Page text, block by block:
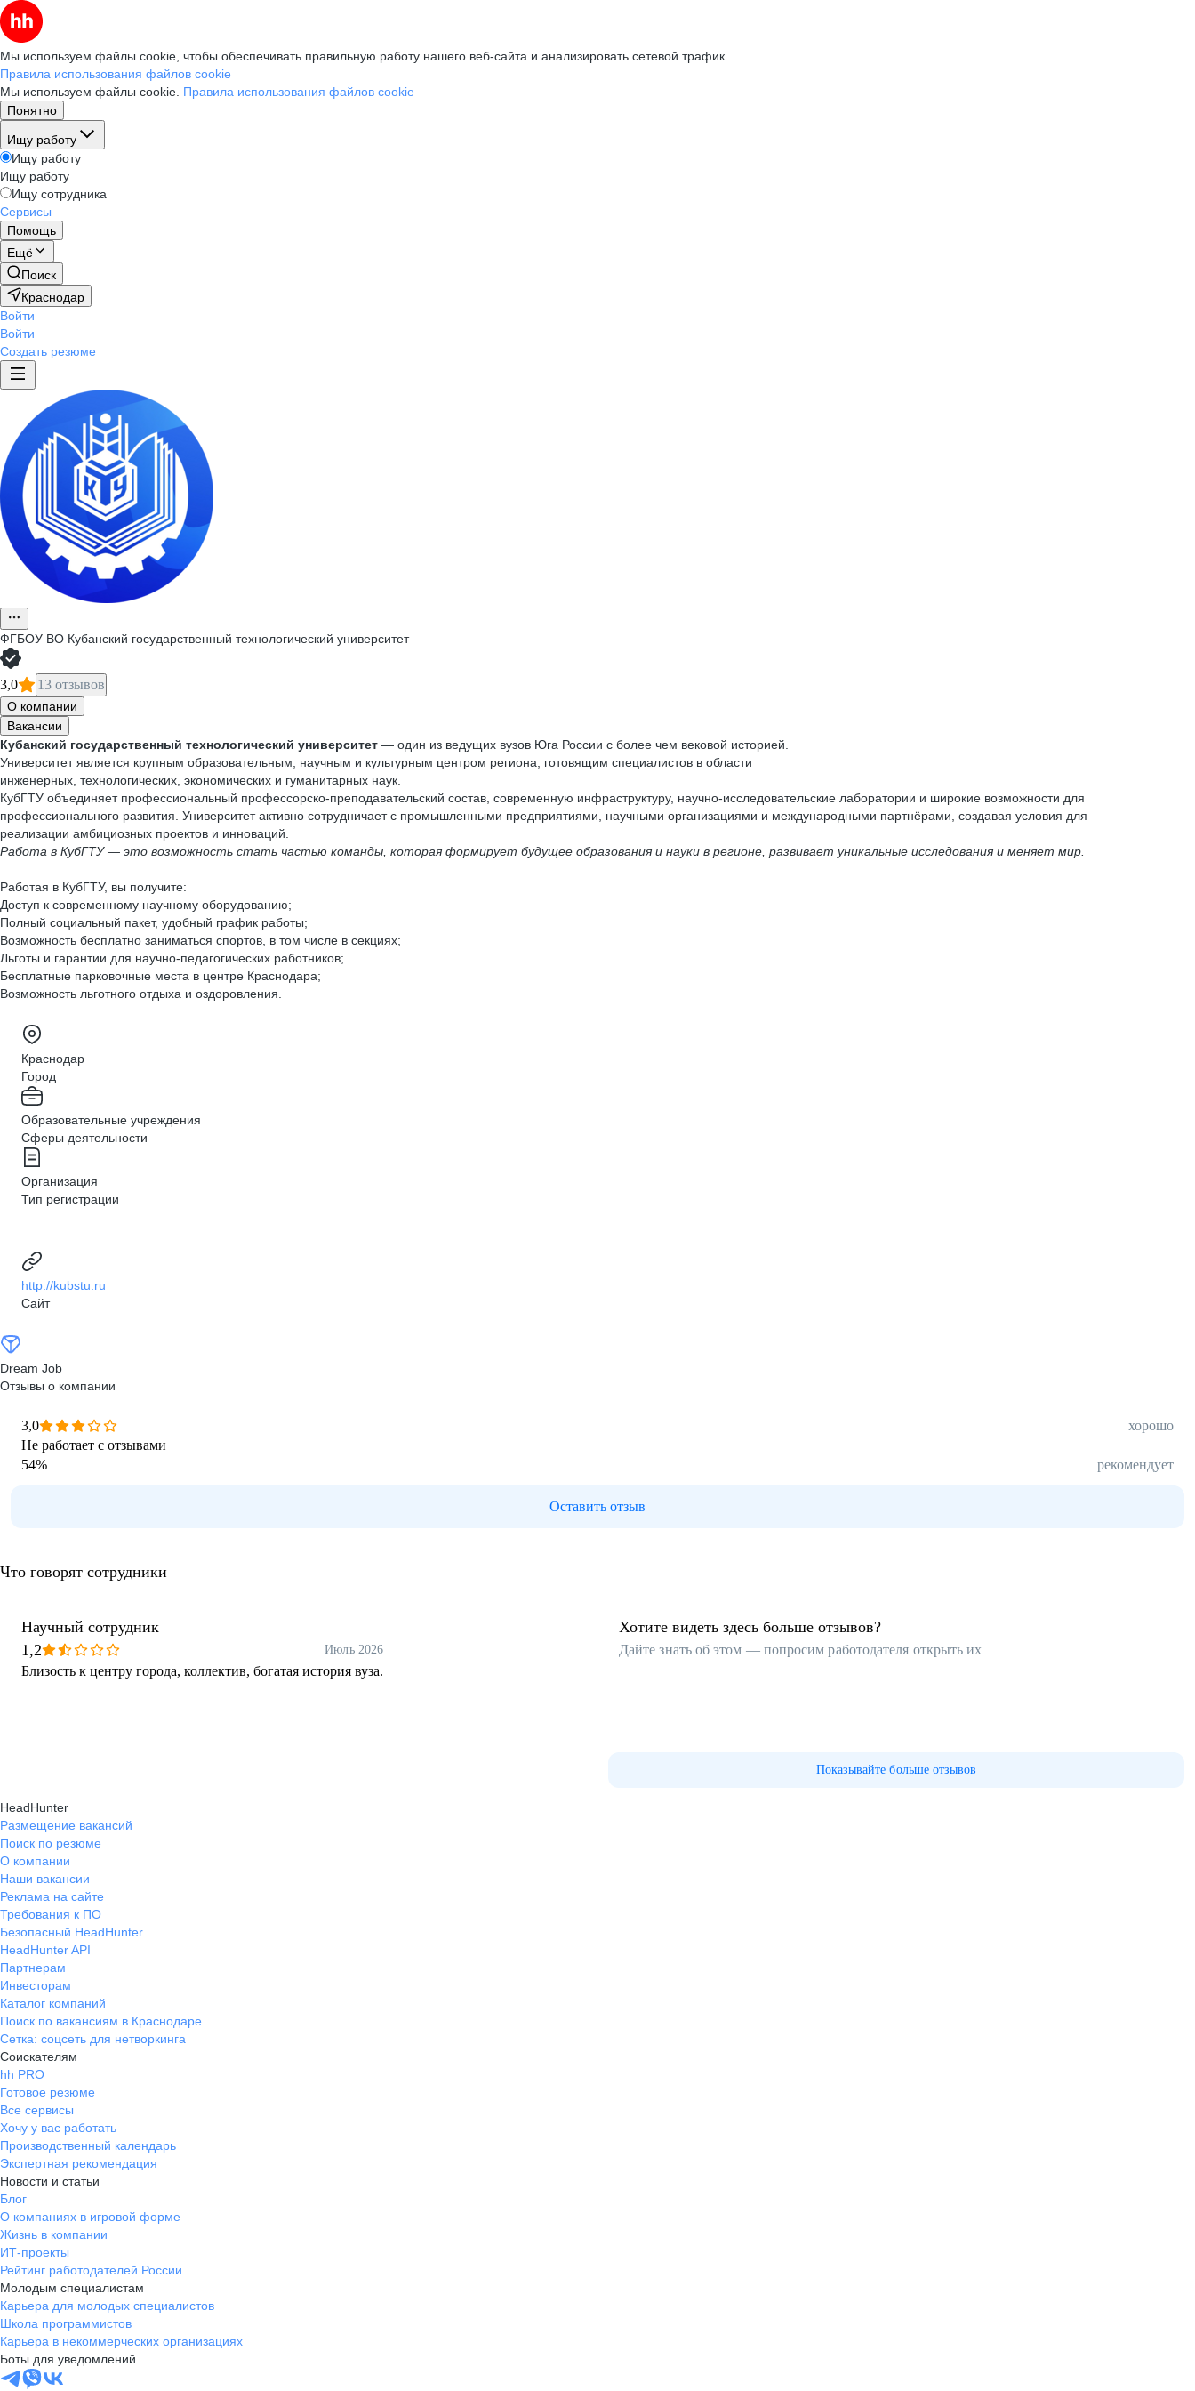
Мы используем файлы cookie, чтобы обеспечивать правильную работу нашего веб-сайта и анализировать сетевой трафик.
Правила использования файлов cookie
Мы используем файлы cookie. Правила использования файлов cookie
Понятно
Ищу работу
Ищу работу
Ищу работу
Ищу сотрудника
Сервисы
Помощь
Ещё
Поиск
Краснодар
Войти
Войти
Создать резюме
ФГБОУ ВО Кубанский государственный технологический университет
3,0 13 отзывов
О компании
Вакансии
Кубанский государственный технологический университет — один из ведущих вузов Юга России с более чем вековой историей.
Университет является крупным образовательным, научным и культурным центром региона, готовящим специалистов в области
инженерных, технологических, экономических и гуманитарных наук.
КубГТУ объединяет профессиональный профессорско-преподавательский состав, современную инфраструктуру, научно-исследовательские лаборатории и широкие возможности для
профессионального развития. Университет активно сотрудничает с промышленными предприятиями, научными организациями и международными партнёрами, создавая условия для
реализации амбициозных проектов и инноваций.
Работа в КубГТУ — это возможность стать частью команды, которая формирует будущее образования и науки в регионе, развивает уникальные исследования и меняет мир.
Работая в КубГТУ, вы получите:
Доступ к современному научному оборудованию;
Полный социальный пакет, удобный график работы;
Возможность бесплатно заниматься спортов, в том числе в секциях;
Льготы и гарантии для научно-педагогических работников;
Бесплатные парковочные места в центре Краснодара;
Возможность льготного отдыха и оздоровления.
Краснодар
Город
Образовательные учреждения
Сферы деятельности
Организация
Тип регистрации
http://kubstu.ru
Сайт
Dream Job
Отзывы о компании
3,0
хорошо
Не работает с отзывами
54% рекомендует
Оставить отзыв
Что говорят сотрудники
Научный сотрудник
1,2
Июль 2026
Близость к центру города, коллектив, богатая история вуза.
Хотите видеть здесь больше отзывов?
Дайте знать об этом — попросим работодателя открыть их
Показывайте больше отзывов
HeadHunter
Размещение вакансий
Поиск по резюме
О компании
Наши вакансии
Реклама на сайте
Требования к ПО
Безопасный HeadHunter
HeadHunter API
Партнерам
Инвесторам
Каталог компаний
Поиск по вакансиям в Краснодаре
Сетка: соцсеть для нетворкинга
Соискателям
hh PRO
Готовое резюме
Все сервисы
Хочу у вас работать
Производственный календарь
Экспертная рекомендация
Новости и статьи
Блог
О компаниях в игровой форме
Жизнь в компании
ИТ-проекты
Рейтинг работодателей России
Молодым специалистам
Карьера для молодых специалистов
Школа программистов
Карьера в некоммерческих организациях
Боты для уведомлений